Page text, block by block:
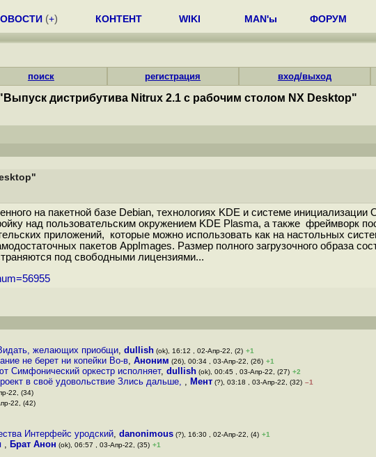
(+) КОНТЕНТ WIKI MAN'ы ФОРУМ
поиск регистрация вход/выход
дистрибутива Nitrux 2.1 с рабочим столом NX Desktop"
на пакетной базе Debian, технологиях KDE и системе
над пользовательским окружением KDE Plasma, а также фреймворк
приложений, которые можно использовать как на настольных
пакетов AppImages. Размер полного загрузочного образа
под свободными лицензиями...
желающих приобщи, dullish (ok), 16:12 , 02-Апр-22, (2) +1
не берет ни копейки Во-в, Аноним (26), 00:34 , 03-Апр-22, (26) +1
Симфонический оркестр исполняет, dullish (ok), 00:45 , 03-Апр-22, (27) +2
в своё удовольствие Злись дальше, , Мент (?), 03:18 , 03-Апр-22, (32) –1
22, (34)
22, (42)
Интерфейс уродский, danonimous (?), 16:30 , 02-Апр-22, (4) +1
, Брат Анон (ok), 06:57 , 03-Апр-22, (35) +1